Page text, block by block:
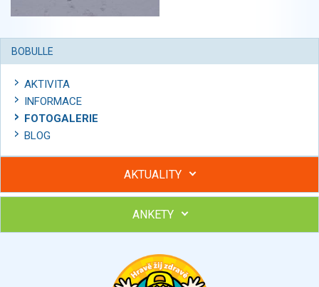
BOBULLE
AKTIVITA
INFORMACE
FOTOGALERIE
BLOG
AKTUALITY
Hubněte s podporou lektorky a skupiny v kurzech STOBu
Chcete poradit s hubnutím? Najděte si odborníka STOBu ve
ANKETY